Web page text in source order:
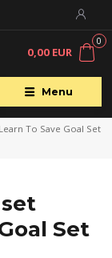
Menu
0
0,00 EUR
To Save Goal Set
Set